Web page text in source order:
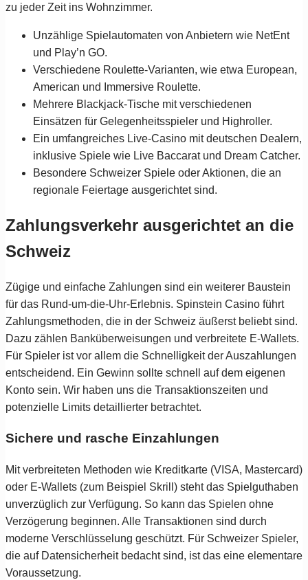
zu jeder Zeit ins Wohnzimmer.
Unzählige Spielautomaten von Anbietern wie NetEnt
und Play’n GO.
Verschiedene Roulette-Varianten, wie etwa European,
American und Immersive Roulette.
Mehrere Blackjack-Tische mit verschiedenen
Einsätzen für Gelegenheitsspieler und Highroller.
Ein umfangreiches Live-Casino mit deutschen Dealern,
inklusive Spiele wie Live Baccarat und Dream Catcher.
Besondere Schweizer Spiele oder Aktionen, die an
regionale Feiertage ausgerichtet sind.
Zahlungsverkehr ausgerichtet an die
Schweiz
Zügige und einfache Zahlungen sind ein weiterer Baustein
für das Rund-um-die-Uhr-Erlebnis. Spinstein Casino führt
Zahlungsmethoden, die in der Schweiz äußerst beliebt sind.
Dazu zählen Banküberweisungen und verbreitete E-Wallets.
Für Spieler ist vor allem die Schnelligkeit der Auszahlungen
entscheidend. Ein Gewinn sollte schnell auf dem eigenen
Konto sein. Wir haben uns die Transaktionszeiten und
potenzielle Limits detaillierter betrachtet.
Sichere und rasche Einzahlungen
Mit verbreiteten Methoden wie Kreditkarte (VISA, Mastercard)
oder E-Wallets (zum Beispiel Skrill) steht das Spielguthaben
unverzüglich zur Verfügung. So kann das Spielen ohne
Verzögerung beginnen. Alle Transaktionen sind durch
moderne Verschlüsselung geschützt. Für Schweizer Spieler,
die auf Datensicherheit bedacht sind, ist das eine elementare
Voraussetzung.